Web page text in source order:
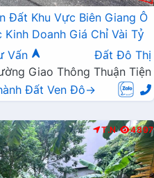
Đất Khu Vực Biên Giang Ô
Doanh Giá Chỉ Vài Tỷ
Vấn
Đất Đô Thị
Giao Thông Thuận Tiện
Đất Ven Đô→
T.N 4897